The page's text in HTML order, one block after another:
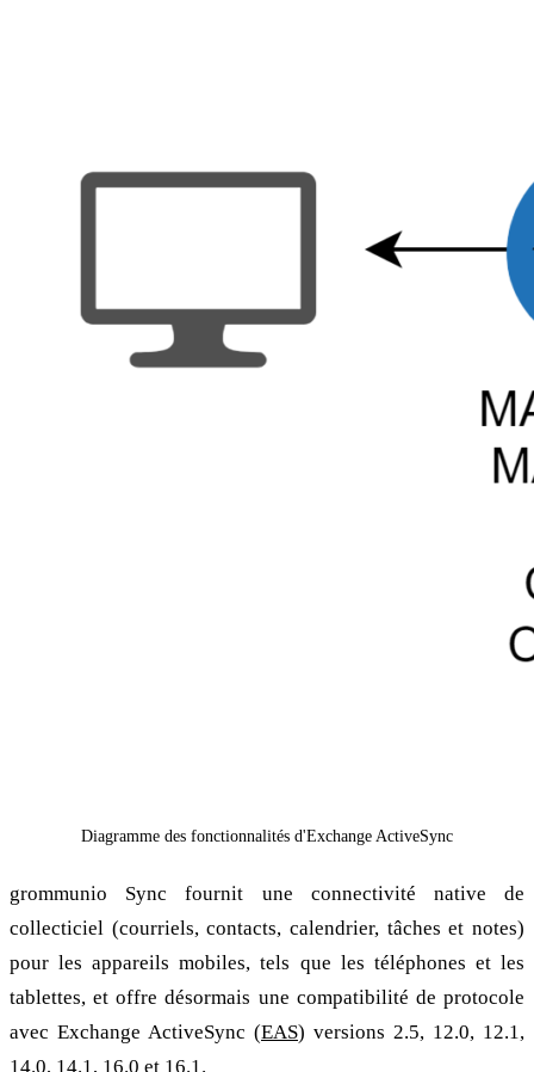
Diagramme des fonctionnalités d'Exchange ActiveSync
grommunio Sync fournit une connectivité native de
collecticiel (courriels, contacts, calendrier, tâches et notes)
pour les appareils mobiles, tels que les téléphones et les
tablettes, et offre désormais une compatibilité de protocole
avec Exchange ActiveSync (EAS) versions 2.5, 12.0, 12.1,
14.0, 14.1, 16.0 et 16.1.